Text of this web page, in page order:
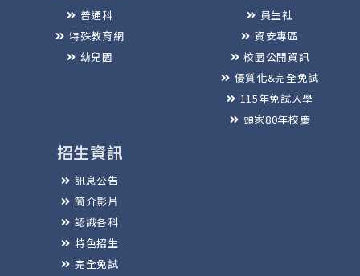
普通科
特殊教育網
幼兒園
員生社
資安專區
校園公開資訊
優質化&完全免試
115年免試入學
頭家80年校慶
招生資訊
訊息公告
簡介影片
認識各科
特色招生
完全免試